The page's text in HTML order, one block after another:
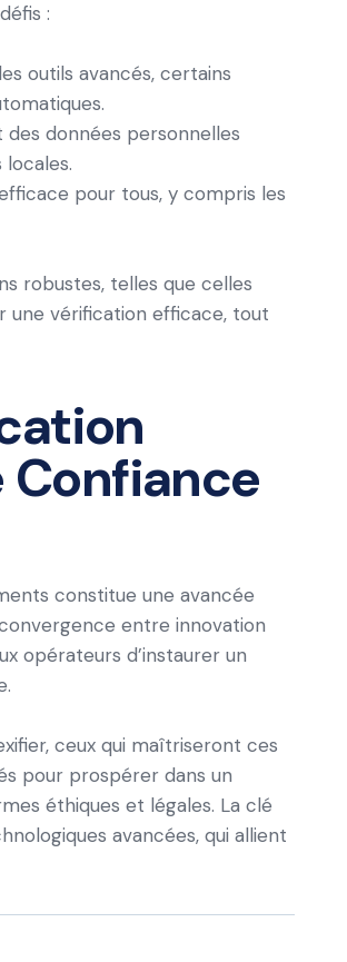
:
outils avancés, certains
données personnelles
pour tous, y compris les
robustes, telles que celles
une vérification efficace, tout
Confiance
constitue une avancée
entre innovation
opérateurs d’instaurer un
ceux qui maîtriseront ces
pour prospérer dans un
éthiques et légales. La clé
avancées, qui allient